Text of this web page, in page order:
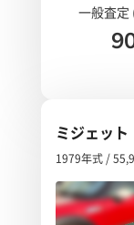
一般査定
ミジェット
1979年式 /